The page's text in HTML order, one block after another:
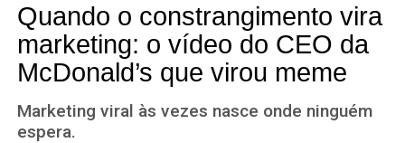
Quando o constrangimento vira
marketing: o vídeo do CEO da
McDonald’s que virou meme
Marketing viral às vezes nasce onde ninguém
espera.